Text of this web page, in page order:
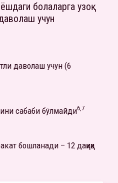
болаларга узоқ
учун
даволаш учун (6
сабаби бўлмайди6,7
бошланади – 12 дақиқа